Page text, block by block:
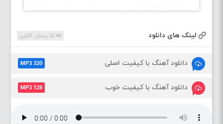
لینک های دانلود کد پخش آنلاین
دانلود آهنگ با کیفیت اصلی MP3 320
دانلود آهنگ با کیفیت خوب MP3 128